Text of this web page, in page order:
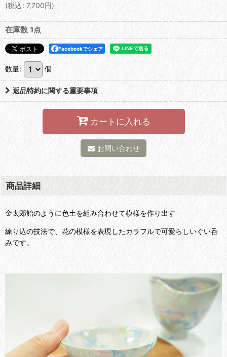
(税込: 7,700円)
在庫数 1点
Facebookでシェア
数量: 個
返品特約に関する重要事項
カートに入れる
お問い合わせ
商品詳細
金太郎飴のように色土を組み合わせて模様を作り出す
練り込の技法で、花の模様を表現したカラフルで可愛らしいぐい呑
みです。